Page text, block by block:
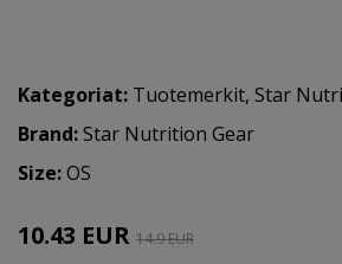
Kategoriat: Tuotemerkit, Star
Brand:Star Nutrition Gear
Size:OS
10.43 EUR 14.9 EUR